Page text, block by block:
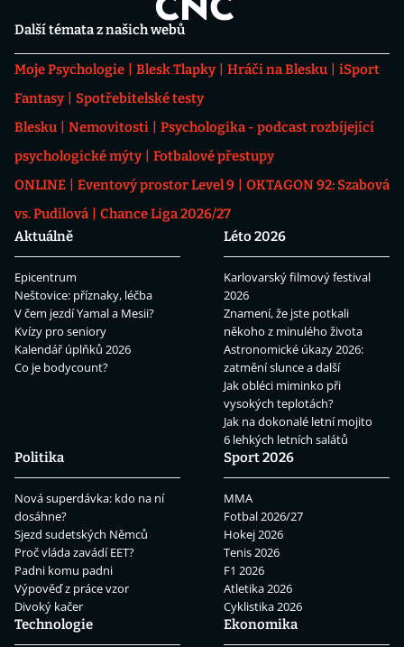
Další témata z našich webů
Moje Psychologie Blesk Tlapky Hráči na Blesku
iSport
Fantasy
Spotřebitelské testy
Blesku
Nemovitosti
Psychologika - podcast rozbíjející
psychologické mýty
Fotbalové přestupy
ONLINE
Eventový prostor Level 9
OKTAGON 92: Szabová
vs. Pudilová
Chance Liga 2026/27
Aktuálně
Epicentrum
Neštovice: příznaky, léčba
V čem jezdí Yamal a Mesii?
Kvízy pro seniory
Kalendář úplňků 2026
Co je bodycount?
Léto 2026
Karlovarský filmový festival
2026
Znamení, že jste potkali
někoho z minulého života
Astronomické úkazy 2026:
zatmění slunce a další
Jak obléci miminko při
vysokých teplotách?
Jak na dokonalé letní mojito
6 lehkých letních salátů
Politika
Nová superdávka: kdo na ní
dosáhne?
Sjezd sudetských Němců
Proč vláda zavádí EET?
Padni komu padni
Výpověď z práce vzor
Divoký kačer
Sport 2026
MMA
Fotbal 2026/27
Hokej 2026
Tenis 2026
F1 2026
Atletika 2026
Cyklistika 2026
Technologie
Ekonomika